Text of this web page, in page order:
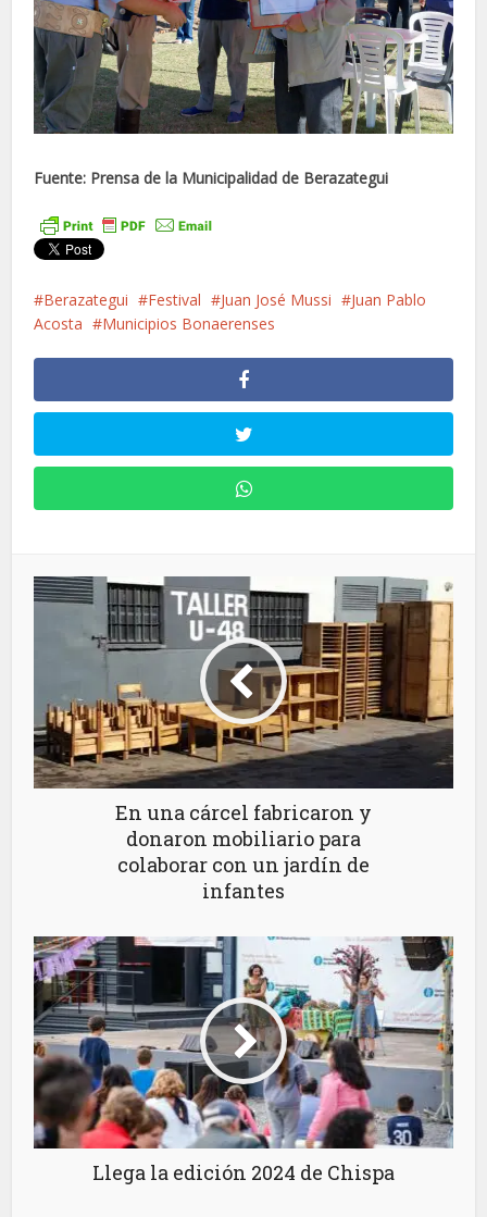
Fuente: Prensa de la Municipalidad de Berazategui
Berazategui Festival Juan José Mussi
Juan Pablo
Acosta
Municipios Bonaerenses
En una cárcel fabricaron y
donaron mobiliario para
colaborar con un jardín de
infantes
Llega la edición 2024 de Chispa